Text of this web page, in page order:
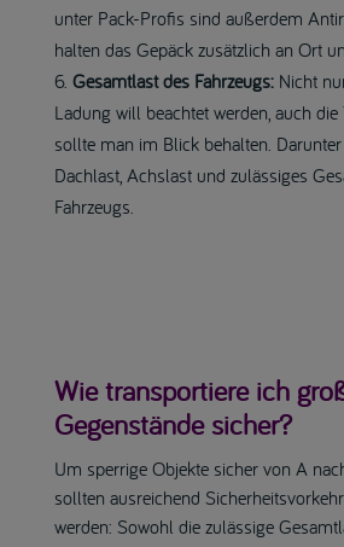
unter Pack-Profis sind außerdem
halten das Gepäck zusätzlich an Ort
Gesamtlast des Fahrzeugs:Nicht
Ladung will beachtet werden, auch
sollte man im Blick behalten.
Dachlast, Achslast und zulässiges
Fahrzeugs.
Wie transportiere ich
Gegenstände sicher?
Um sperrige Objekte sicher von A
sollten ausreichend
werden: Sowohl die zulässige